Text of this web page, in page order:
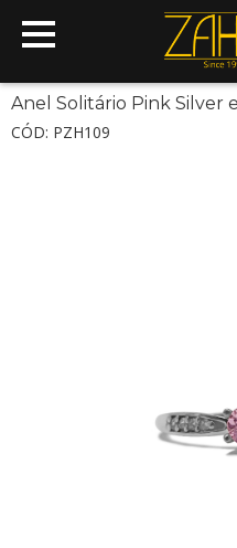
Anel Solitário Pink Silver
CÓD: PZH109